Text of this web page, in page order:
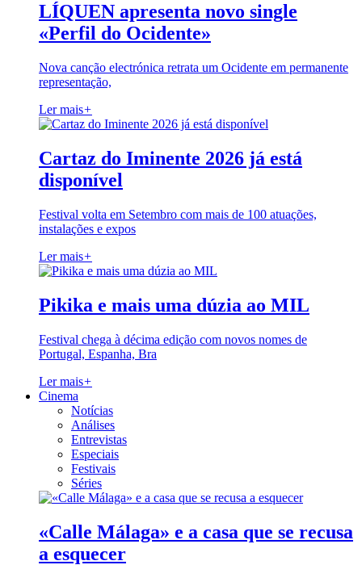
LÍQUEN apresenta novo single
«Perfil do Ocidente»
Nova canção electrónica retrata um Ocidente em permanente
representação,
Ler mais+
Cartaz do Iminente 2026 já está
disponível
Festival volta em Setembro com mais de 100 atuações,
instalações e expos
Ler mais+
Pikika e mais uma dúzia ao MIL
Festival chega à décima edição com novos nomes de
Portugal, Espanha, Bra
Ler mais+
Cinema
Notícias
Análises
Entrevistas
Especiais
Festivais
Séries
«Calle Málaga» e a casa que se recusa
a esquecer